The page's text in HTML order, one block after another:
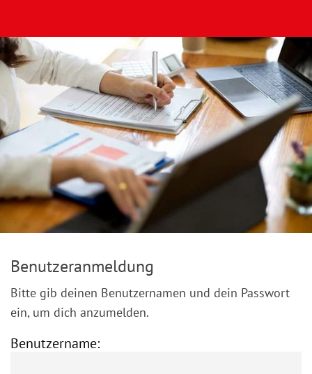
Benutzeranmeldung
Bitte gib deinen Benutzernamen und dein Passwort
ein, um dich anzumelden.
Benutzername: